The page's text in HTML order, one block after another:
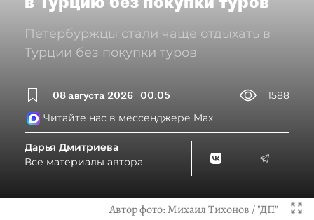
Петербуржцы стали чаще отдыхать в
Турции без покупки туров
08 августа 2026 00:05
1588
Читайте нас в мессенджере Max
Дарья Дмитриева
Все материалы автора
Автор фото:Михаил Тихонов / "ДП"